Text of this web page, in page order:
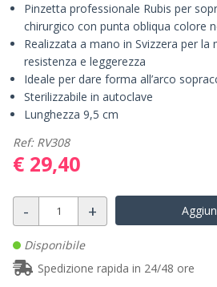
Pinzetta professionale Rubis per
chirurgico con punta obliqua colore
Realizzata a mano in Svizzera per la
resistenza e leggerezza
Ideale per dare forma all’arco
Sterilizzabile in autoclave
Lunghezza 9,5 cm
Ref: RV308
€ 29,40
- +
Disponibile
Spedizione rapida in 24/48 ore